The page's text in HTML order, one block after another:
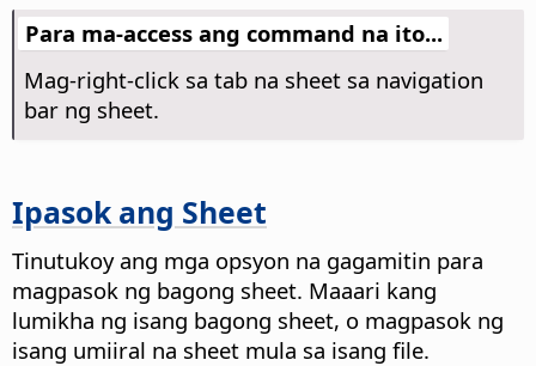
Para ma-access ang command na ito...
Mag-right-click sa tab na sheet sa navigation
bar ng sheet.
Ipasok ang Sheet
Tinutukoy ang mga opsyon na gagamitin para
magpasok ng bagong sheet. Maaari kang
lumikha ng isang bagong sheet, o magpasok ng
isang umiiral na sheet mula sa isang file.